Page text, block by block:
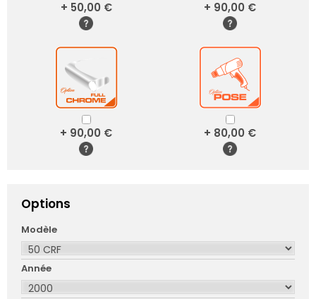
+ 50,00 € + 90,00 €
+ 90,00 € + 80,00 €
Options
Modèle
Année